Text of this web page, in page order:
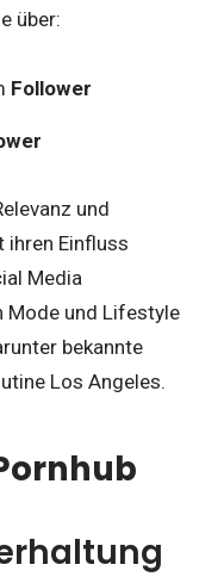
über:
Follower
und
Einfluss
Media
Mode und Lifestyle
bekannte
Los Angeles.